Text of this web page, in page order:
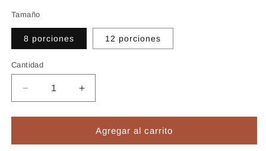
Tamaño
8 porciones 12 porciones
Cantidad
Reducir
cantidad
para
Frou
Aumentar
cantidad
para
Frou
Frou
Agregar al carrito